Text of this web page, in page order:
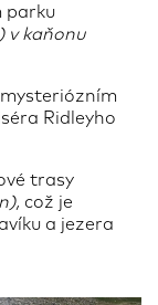
parku
v kaňonu
Ridleyho
trasy
což je
a jezera